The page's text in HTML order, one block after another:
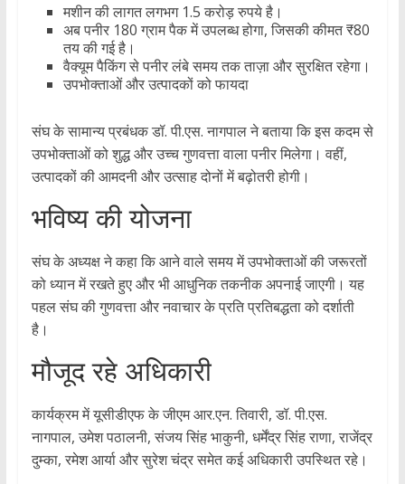
मशीन की लागत लगभग 1.5 करोड़ रुपये है।
अब पनीर 180 ग्राम पैक में उपलब्ध होगा, जिसकी कीमत ₹80
तय की गई है।
वैक्यूम पैकिंग से पनीर लंबे समय तक ताज़ा और सुरक्षित रहेगा।
उपभोक्ताओं और उत्पादकों को फायदा
संघ के सामान्य प्रबंधक डॉ. पी.एस. नागपाल ने बताया कि इस कदम से
उपभोक्ताओं को शुद्ध और उच्च गुणवत्ता वाला पनीर मिलेगा। वहीं,
उत्पादकों की आमदनी और उत्साह दोनों में बढ़ोतरी होगी।
भविष्य की योजना
संघ के अध्यक्ष ने कहा कि आने वाले समय में उपभोक्ताओं की जरूरतों
को ध्यान में रखते हुए और भी आधुनिक तकनीक अपनाई जाएगी। यह
पहल संघ की गुणवत्ता और नवाचार के प्रति प्रतिबद्धता को दर्शाती
है।
मौजूद रहे अधिकारी
कार्यक्रम में यूसीडीएफ के जीएम आर.एन. तिवारी, डॉ. पी.एस.
नागपाल, उमेश पठालनी, संजय सिंह भाकुनी, धर्मेंद्र सिंह राणा, राजेंद्र
दुम्का, रमेश आर्या और सुरेश चंद्र समेत कई अधिकारी उपस्थित रहे।